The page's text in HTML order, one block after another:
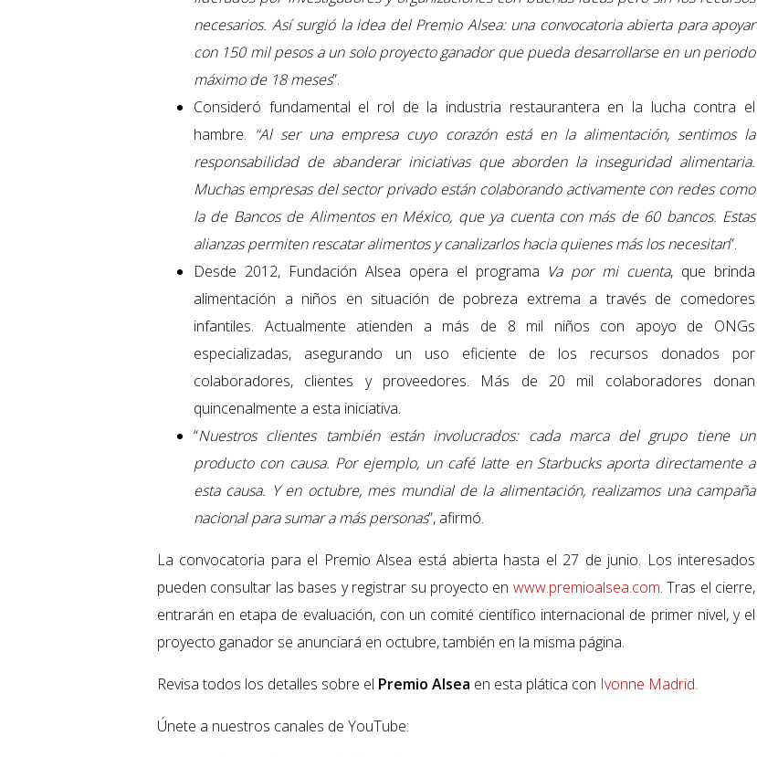
necesarios. Así surgió la idea del Premio Alsea: una convocatoria abierta para apoyar
con 150 mil pesos a un solo proyecto ganador que pueda desarrollarse en un periodo
máximo de 18 meses”.
Consideró fundamental el rol de la industria restaurantera en la lucha contra el
hambre. “Al ser una empresa cuyo corazón está en la alimentación, sentimos la
responsabilidad de abanderar iniciativas que aborden la inseguridad alimentaria.
Muchas empresas del sector privado están colaborando activamente con redes como
la de Bancos de Alimentos en México, que ya cuenta con más de 60 bancos. Estas
alianzas permiten rescatar alimentos y canalizarlos hacia quienes más los necesitan”.
Desde 2012, Fundación Alsea opera el programa Va por mi cuenta, que brinda
alimentación a niños en situación de pobreza extrema a través de comedores
infantiles. Actualmente atienden a más de 8 mil niños con apoyo de ONGs
especializadas, asegurando un uso eficiente de los recursos donados por
colaboradores, clientes y proveedores. Más de 20 mil colaboradores donan
quincenalmente a esta iniciativa.
“Nuestros clientes también están involucrados: cada marca del grupo tiene un
producto con causa. Por ejemplo, un café latte en Starbucks aporta directamente a
esta causa. Y en octubre, mes mundial de la alimentación, realizamos una campaña
nacional para sumar a más personas”, afirmó.
La convocatoria para el Premio Alsea está abierta hasta el 27 de junio. Los interesados
pueden consultar las bases y registrar su proyecto en www.premioalsea.com. Tras el cierre,
entrarán en etapa de evaluación, con un comité científico internacional de primer nivel, y el
proyecto ganador se anunciará en octubre, también en la misma página.
Revisa todos los detalles sobre el Premio Alsea en esta plática con Ivonne Madrid.
Únete a nuestros canales de YouTube: